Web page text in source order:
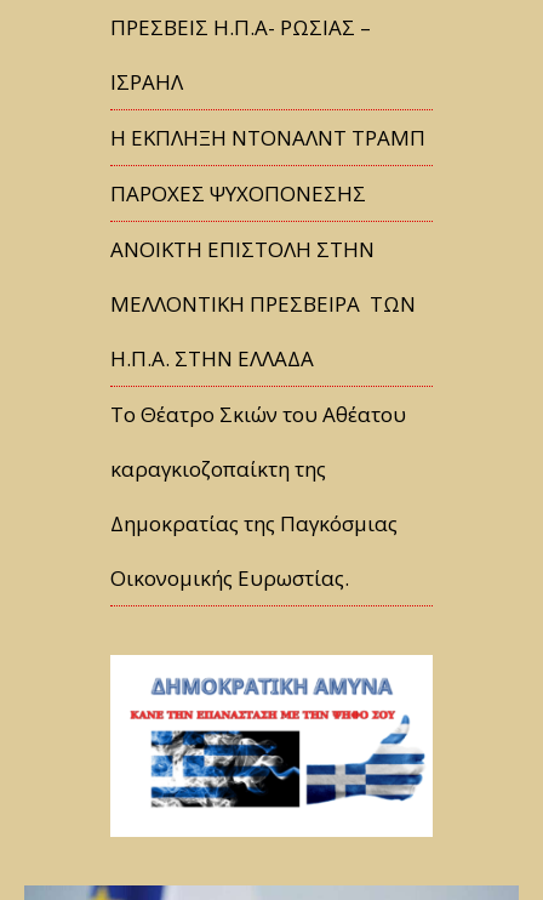
ΠΡΕΣΒΕΙΣ Η.Π.Α- ΡΩΣΙΑΣ –
ΙΣΡΑΗΛ
Η ΕΚΠΛΗΞΗ ΝΤΟΝΑΛΝΤ ΤΡΑΜΠ
ΠΑΡΟΧΕΣ ΨΥΧΟΠΟΝΕΣΗΣ
ΑΝΟΙΚΤΗ ΕΠΙΣΤΟΛΗ ΣΤΗΝ
ΜΕΛΛΟΝΤΙΚΗ ΠΡΕΣΒΕΙΡΑ ΤΩΝ
Η.Π.Α. ΣΤΗΝ ΕΛΛΑΔΑ
Tο Θέατρο Σκιών του Αθέατου
καραγκιοζοπαίκτη της
Δημοκρατίας της Παγκόσμιας
Οικονομικής Ευρωστίας.